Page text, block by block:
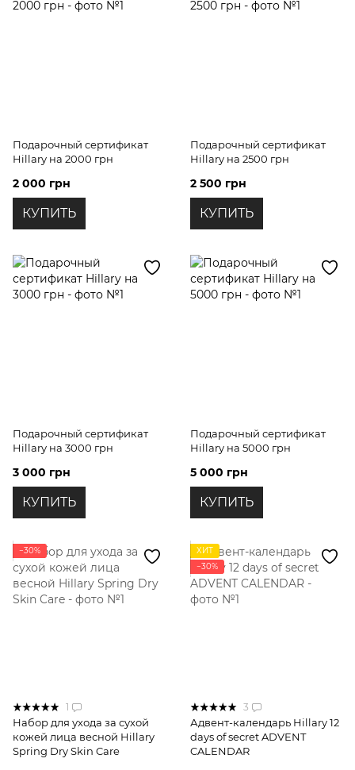
Подарочный сертификат
Hillary на 2000 грн
2 000 грн
КУПИТЬ
Подарочный сертификат
Hillary на 2500 грн
2 500 грн
КУПИТЬ
Подарочный сертификат
Hillary на 3000 грн
3 000 грн
КУПИТЬ
Подарочный сертификат
Hillary на 5000 грн
5 000 грн
КУПИТЬ
−30%
1
Набор для ухода за сухой
кожей лица весной Hillary
Spring Dry Skin Care
ХИТ
−30%
3
Адвент-календарь Hillary 12
days of secret ADVENT
CALENDAR